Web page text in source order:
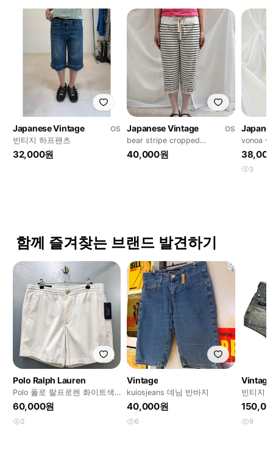
Japanese Vintage
OS
빈티지 하프팬츠
32,000원
Japanese Vintage
OS
bear stripe cropped
sweatpants
40,000원
vonoa
pants
3
함께 즐겨찾는 브랜드 발견하기
Polo Ralph Lauren
Polo 폴로 랄프로렌 화이트색
상 코튼 쇼츠
60,000원
2
Vintage
kuiosjeans 데님 반바지
40,000원
6
Vintage
빈티지
9